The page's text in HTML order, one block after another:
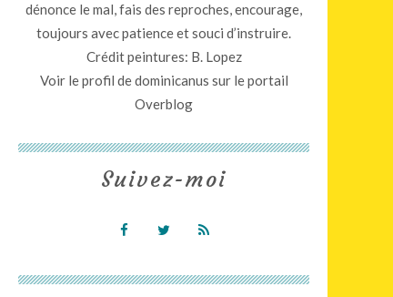
dénonce le mal, fais des reproches, encourage,
toujours avec patience et souci d’instruire.
Crédit peintures: B. Lopez
Voir le profil dedominicanus sur le portail
Overblog
Suivez-moi